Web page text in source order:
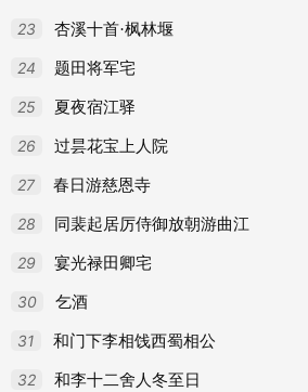
23 杏溪十首·枫林堰
24 题田将军宅
25 夏夜宿江驿
26 过昙花宝上人院
27 春日游慈恩寺
28 同裴起居厉侍御放朝游曲江
29 宴光禄田卿宅
30 乞酒
31 和门下李相饯西蜀相公
32 和李十二舍人冬至日